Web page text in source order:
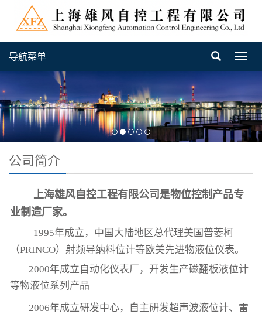
导航菜单
公司简介
上海雄风自控工程有限公司是物位控制产品专
业制造厂家。
1995年成立，中国大陆地区总代理美国普菱柯
（PRINCO）射频导纳料位计等欧美先进物液位仪表。
2000年成立自动化仪表厂，开发生产磁翻板液位计
等物液位系列产品
2006年成立研发中心，自主研发超声波液位计、雷